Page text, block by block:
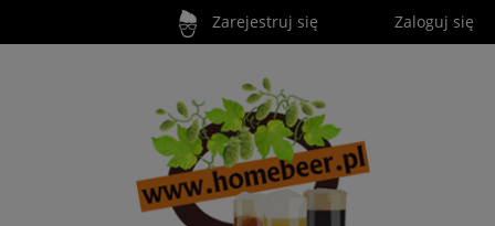
Zarejestruj się Zaloguj się